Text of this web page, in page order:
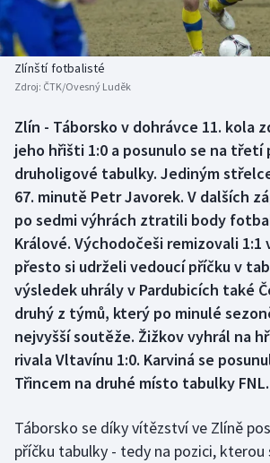
Basketbal
Biatlon
Box
Curling
Dostihy
Florbal
Futsal
Golf
Házená
Historické návraty
Aplikace ČT sport
Zlínští fotbalisté
Zdroj: ČTK/Ovesný Luděk
Zlín - Táborsko v dohrávce 11. kola
jeho hřišti 1:0 a posunulo se na třetí
druholigové tabulky. Jediným
67. minutě Petr Javorek. V dalších
po sedmi výhrách ztratili body
Králové. Východočeši remizovali 1:1
přesto si udrželi vedoucí příčku v
výsledek uhrály v Pardubicích také
druhý z týmů, který po minulé
nejvyšší soutěže. Žižkov vyhrál na
rivala Vltavínu 1:0. Karviná se
Třincem na druhé místo tabulky FNL.
Táborsko se díky vítězství ve Zlíně
příčku tabulky - tedy na pozici, kterou